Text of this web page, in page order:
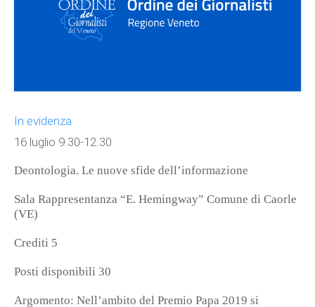
In evidenza
16 luglio 9.30-12.30
Deontologia. Le nuove sfide dell’informazione
Sala Rappresentanza “E. Hemingway” Comune di Caorle
(VE)
Crediti 5
Posti disponibili 30
Argomento: Nell’ambito del Premio Papa 2019 si